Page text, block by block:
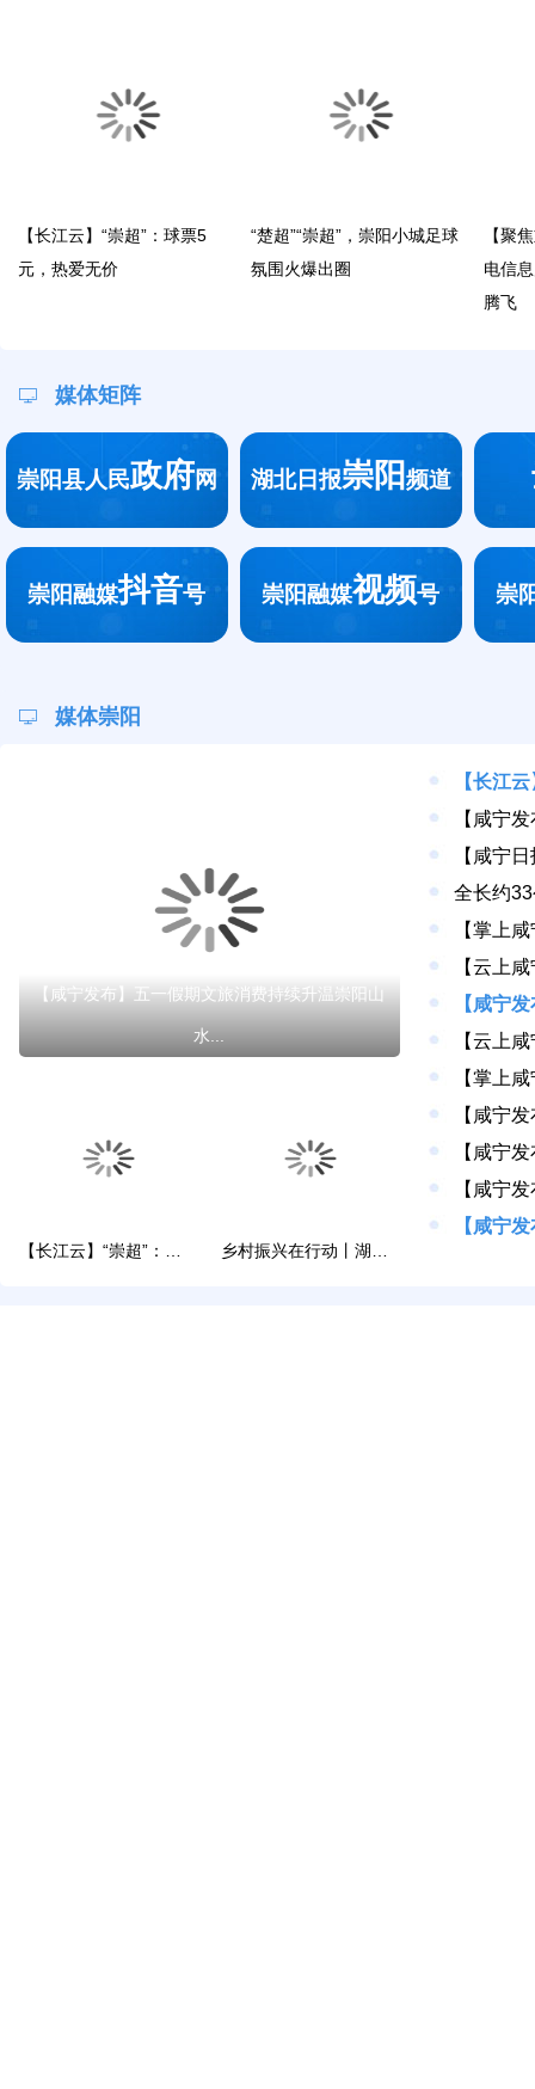
【长江云】“崇超”：球票5
元，热爱无价
“楚超”“崇超”，崇阳小城足球
氛围火爆出圈
【聚
电信
腾飞
媒体矩阵
崇阳县人民政府网 湖北日报崇阳频道
崇阳融媒抖音号 崇阳融媒视频号 崇
媒体崇阳
【咸宁发布】五一假期文旅消费持续升温崇阳山
水...
【长江云】“崇超”：球票5元，热爱无价 乡村振兴在行动丨湖北崇阳：以多元路径解锁乡村...
【长江